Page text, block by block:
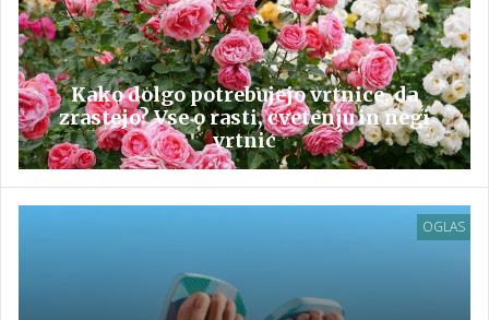
Kako dolgo potrebujejo vrtnice, da
zrastejo? Vse o rasti, cvetenju in negi
vrtnic
OGLAS